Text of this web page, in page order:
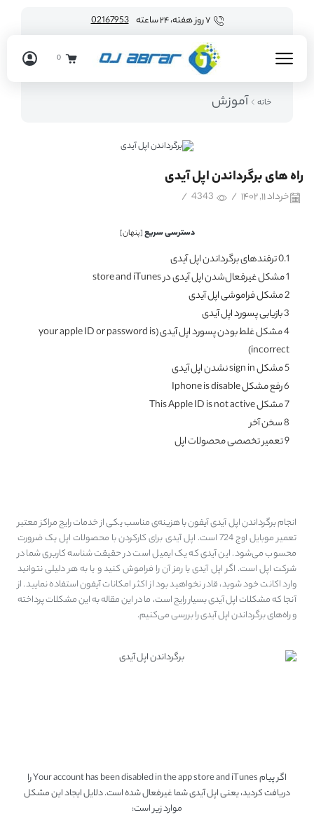
۷ روز هفته، ۲۴ ساعته 02167953
0
خانه آموزش
راه‌ های برگرداندن اپل آیدی
خرداد ۱۱, ۱۴۰۲ /
4343
/
دسترسی سریع[پنهان]
0.1ترفندهای برگرداندن اپل آیدی
1مشکل غیر‌فعال‌شدن اپل آیدی در store and iTunes
2مشکل فراموشی اپل آیدی
3بازیابی پسورد اپل آیدی
4
مشکل غلط بودن پسورد اپل آیدی (your apple ID or password is
incorrect)
5مشکل sign in نشدن اپل آیدی
6رفع مشکل Iphone is disable
7مشکل This Apple ID is not active
8سخن آخر
9تعمیر تخصصی محصولات اپل
انجام برگرداندن اپل آیدی آیفون با هزینه‌ی مناسب یکی از خدمات رایج مراکز معتبر
تعمیر موبایل اوج 724 است. اپل آیدی برای کار‌کردن با محصولات اپل یک ضرورت
محسوب می‌شود. این آیدی که یک ایمیل است در حقیقت شناسه کاربری شما در
شرکت اپل است. اگر اپل آیدی یا رمز آن را فراموش کنید و یا به هر دلیلی نتوانید
وارد اکانت خود شوید، قادر نخواهید بود از اکثر امکانات آیفون استفاده نمایید. از
آنجا که مشکلات اپل آیدی بسیار رایج است، ما در این مقاله به این مشکلات پرداخته
و راه‌های برگرداندن اپل آیدی را بررسی می‌کنیم.
اگر پیام Your account has been disabled in the app store and iTunes را
دریافت کردید، یعنی اپل آیدی شما غیر‌فعال شده است. دلایل ایجاد این مشکل
موارد زیر است: